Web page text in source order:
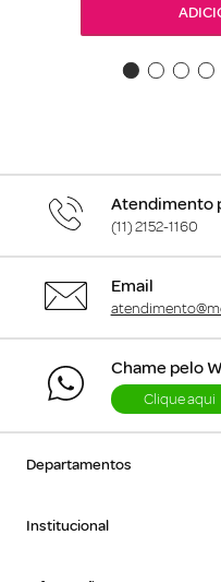
Atendimento
(11) 2152-1160
Email
Chame pelo
Clique aqui
Departamentos
Institucional